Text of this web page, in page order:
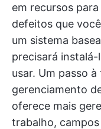
em recursos
defeitos que
um sistema
precisará
usar. Um passo
gerenciamento
oferece mais
trabalho,